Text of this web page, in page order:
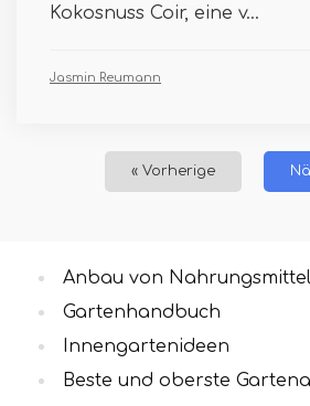
Kokosnuss Coir, eine v...
Jasmin Reumann
« Vorherige
Anbau von
Gartenhandbuch
Innengartenideen
Beste und oberste